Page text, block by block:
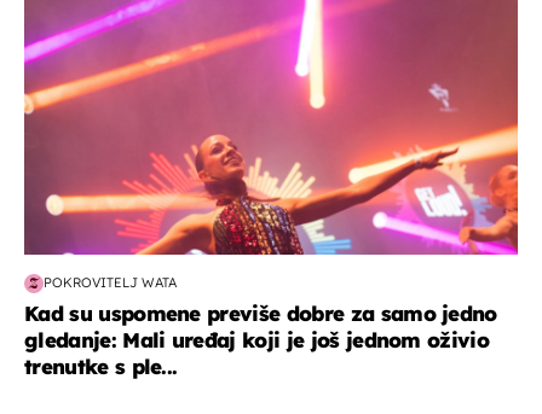
POKROVITELJ WATA
Kad su uspomene previše dobre za samo jedno
gledanje: Mali uređaj koji je još jednom oživio
trenutke s ple...